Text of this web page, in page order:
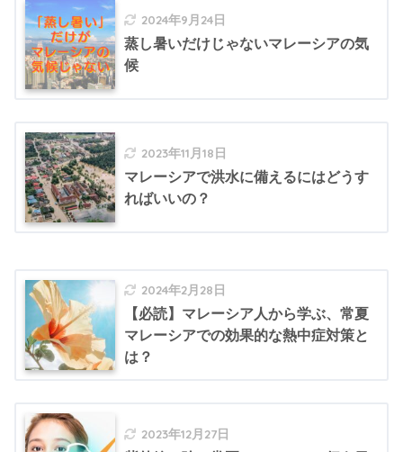
2024年9月24日
蒸し暑いだけじゃないマレーシアの気
候
2023年11月18日
マレーシアで洪水に備えるにはどうす
ればいいの？
2024年2月28日
【必読】マレーシア人から学ぶ、常夏
マレーシアでの効果的な熱中症対策と
は？
2023年12月27日